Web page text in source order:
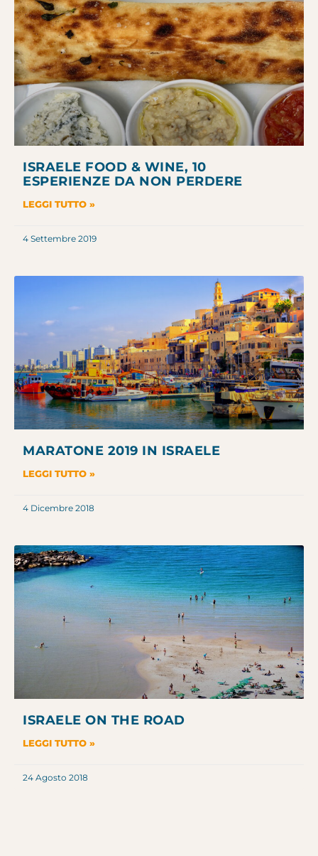
ISRAELE FOOD & WINE, 10
ESPERIENZE DA NON PERDERE
LEGGI TUTTO »
4 Settembre 2019
MARATONE 2019 IN ISRAELE
LEGGI TUTTO »
4 Dicembre 2018
ISRAELE ON THE ROAD
LEGGI TUTTO »
24 Agosto 2018